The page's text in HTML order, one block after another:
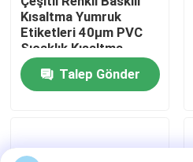
Fabrika turu
Kalite kontrol
Kısaltma Yumruk
Etiketleri 40μm PVC
Sıcaklık Kısaltma
Yumrukları
Talep Gönder